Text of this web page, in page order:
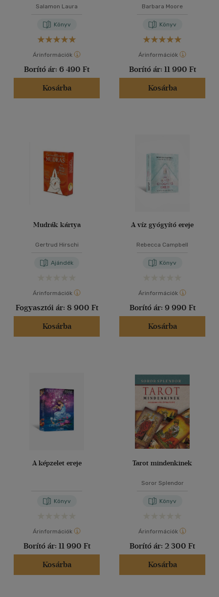
Salamon Laura
Könyv
Árinformációk
Borító ár: 6 490 Ft
Kosárba
Barbara Moore
Könyv
Árinformációk
Borító ár: 11 990 Ft
Kosárba
Mudrák kártya
Gertrud Hirschi
Ajándék
Árinformációk
Fogyasztói ár: 8 900 Ft
Kosárba
A víz gyógyító ereje
Rebecca Campbell
Könyv
Árinformációk
Borító ár: 9 990 Ft
Kosárba
A képzelet ereje
Könyv
Árinformációk
Borító ár: 11 990 Ft
Kosárba
Tarot mindenkinek
Soror Splendor
Könyv
Árinformációk
Borító ár: 2 300 Ft
Kosárba